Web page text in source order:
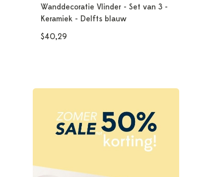
Wanddecoratie Vlinder - Set van 3 -
Keramiek - Delfts blauw
$40,29